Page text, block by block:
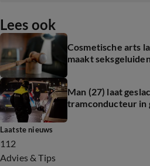
Lees ook
Cosmetische arts
maakt
Man (27) laat
tramconducteur in
Laatste nieuws
112
Advies & Tips